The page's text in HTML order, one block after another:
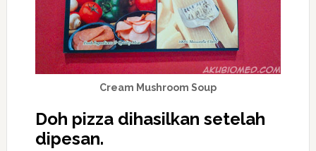
Cream Mushroom Soup
Doh pizza dihasilkan setelah
dipesan.